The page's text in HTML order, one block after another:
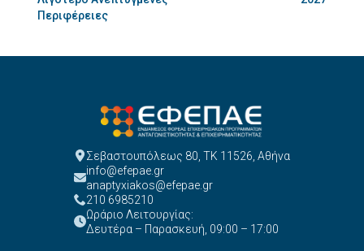
Περιφέρειες
Σεβαστουπόλεως 80, ΤΚ 11526, Αθήνα
info@efepae.gr
anaptyxiakos@efepae.gr
210 6985210
Ωράριο Λειτουργίας:
Δευτέρα – Παρασκευή, 09:00 – 17:00